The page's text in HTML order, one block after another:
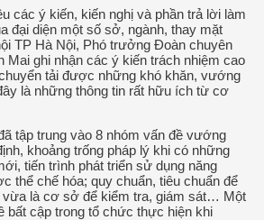
các ý kiến, kiến nghị và phần trả lời làm
đại diện một số sở, ngành, thay mặt
TP Hà Nội, Phó trưởng Đoàn chuyên
Mai ghi nhận các ý kiến trách nhiệm cao
tải được những khó khăn, vướng
là những thông tin rất hữu ích từ cơ
tập trung vào 8 nhóm vấn đề vướng
khoảng trống pháp lý khi có những
tiến trình phát triển sử dụng năng
thể chế hóa; quy chuẩn, tiêu chuẩn để
là cơ sở để kiểm tra, giám sát… Một
bất cập trong tổ chức thực hiện khi